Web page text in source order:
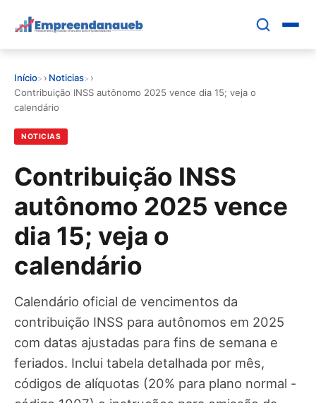
para
principal
EDUCAR E CRESCER
CONTROLE FINANCEIRO
FERRAMENTAS
GESTÃO FINANCEIRA
Início › Noticias
›
Contribuição INSS autônomo 2025 vence dia 15; veja o
calendário
NOTICIAS
Contribuição INSS
autônomo 2025 vence
dia 15; veja o
calendário
Calendário oficial de vencimentos da
contribuição INSS para autônomos em 2025
com datas ajustadas para fins de semana e
feriados. Inclui tabela detalhada por mês,
códigos de alíquotas (20% para plano normal -